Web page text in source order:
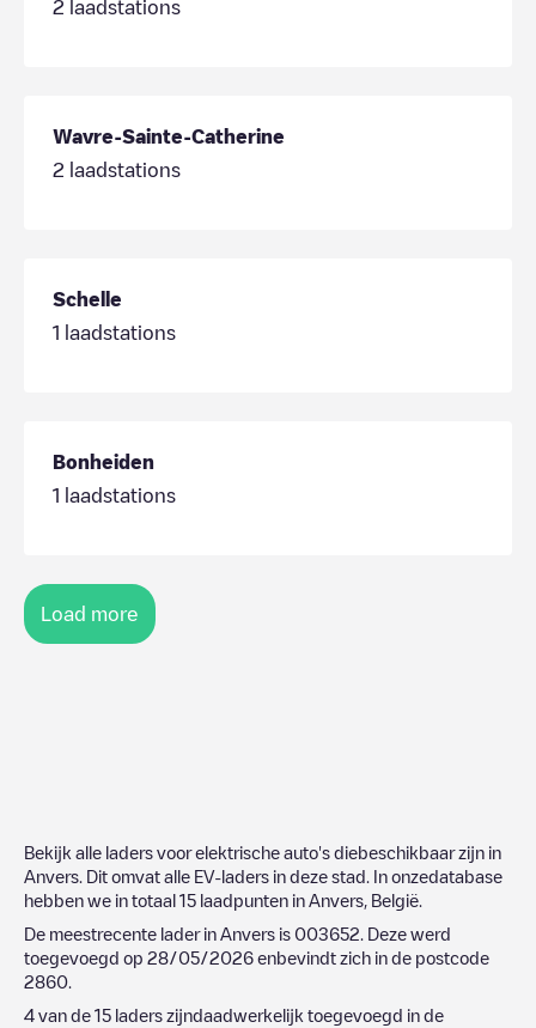
2 laadstations
Wavre-Sainte-Catherine
2 laadstations
Schelle
1
laadstations
Bonheiden
1
laadstations
Load more
Bekijk alle laders voor elektrische auto's diebeschikbaar zijn in
Anvers . Dit omvat alle EV-laders in deze stad. In onzedatabase
hebben we in totaal 15 laadpunten in Anvers België
De meestrecente lader in Anvers is 003652 . Deze werd
toegevoegd op 28/05/2026 enbevindt zich in de postcode
2860
4 van de 15 laders zijndaadwerkelijk toegevoegd in de